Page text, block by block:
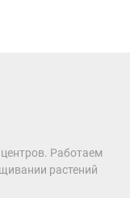
Работаем
растений